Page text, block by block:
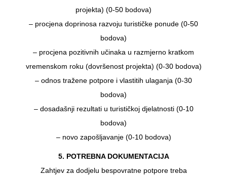
projekta) (0-50 bodova)
– procjena doprinosa razvoju turističke ponude (0-50
bodova)
– procjena pozitivnih učinaka u razmjerno kratkom
vremenskom roku (dovršenost projekta) (0-30 bodova)
– odnos tražene potpore i vlastitih ulaganja (0-30
bodova)
– dosadašnji rezultati u turističkoj djelatnosti (0-10
bodova)
– novo zapošljavanje (0-10 bodova)
5. POTREBNA DOKUMENTACIJA
Zahtjev za dodjelu bespovratne potpore treba